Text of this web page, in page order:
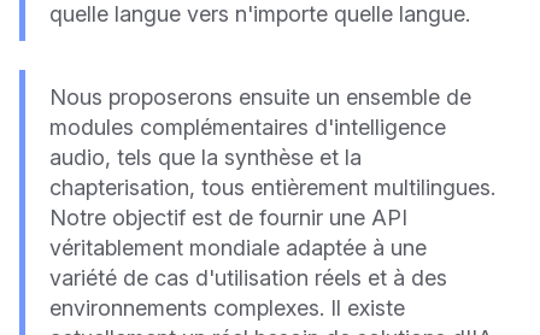
quelle langue vers n'importe quelle langue.
Nous proposerons ensuite un ensemble de
modules complémentaires d'intelligence
audio, tels que la synthèse et la
chapterisation, tous entièrement multilingues.
Notre objectif est de fournir une API
véritablement mondiale adaptée à une
variété de cas d'utilisation réels et à des
environnements complexes. Il existe